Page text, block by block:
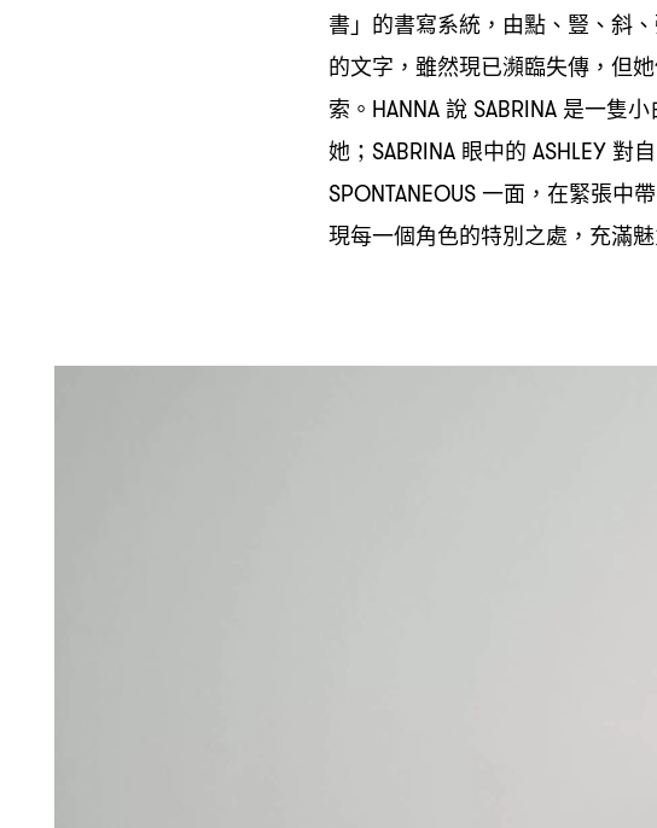
書」的書寫系統 ， 由點、豎、斜
的文字 ， 雖然現已瀕臨失傳 ， 但
索。 HANNA說 SABRINA 是一隻
她 ；SABRINA 眼中的 ASHLEY對
SPONTANEOUS一面 ， 在緊張中
現每一個角色的特別之處 ， 充滿